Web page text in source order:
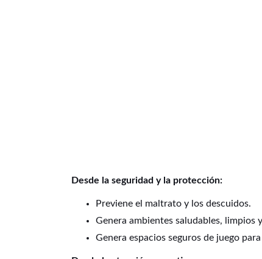
Desde la seguridad y la protección:
Previene el maltrato y los descuidos.
Genera ambientes saludables, limpios
Genera espacios seguros de juego